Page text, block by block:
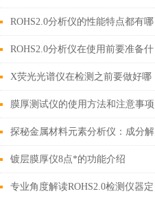
ROHS2.0分析仪的性能特点都有哪
些呢？
ROHS2.0分析仪在使用前要准备什
么你知道吗？
X荧光光谱仪在检测之前要做好哪
些事项呢？
膜厚测试仪的使用方法和注意事项
有哪些？
探秘金属材料元素分析仪：成分解
析与工业质量控制的核心枢纽
镀层膜厚仪8点*的功能介绍
专业角度解读ROHS2.0检测仪器定